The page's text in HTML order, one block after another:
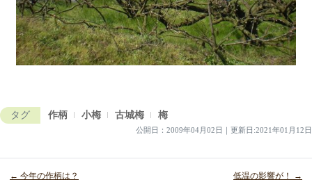
タグ 作柄 小梅 古城梅 梅
公開日： 2009年04月02日 ｜ 更新日:2021年01月12日
← 今年の作柄は？ 低温の影響が！ →